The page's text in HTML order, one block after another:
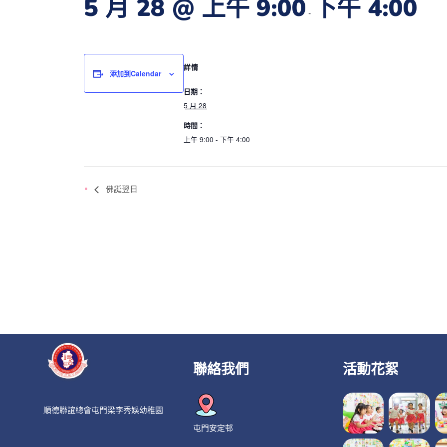
5 月 28 @ 上午 9:00 - 下午 4:00
添加到calendar
詳情
日期：
5 月 28
時間：
上午 9:00 - 下午 4:00
佛誕翌日
順德聯誼總會屯門梁李秀娛幼稚園
聯絡我們
屯門安定邨
活動花絮